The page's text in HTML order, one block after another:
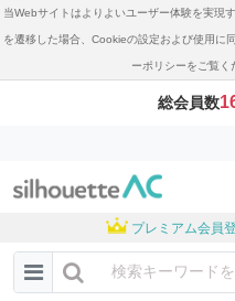
当Webサイトはよりよいユーザー体験を実現
を遷移した場合、Cookieの設定および使用に
ーポリシーをご覧く
総会員数
プレミアム会員